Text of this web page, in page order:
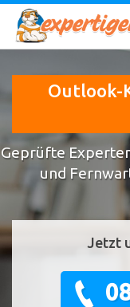
Outlook-
Geprüfte
und
Jetzt